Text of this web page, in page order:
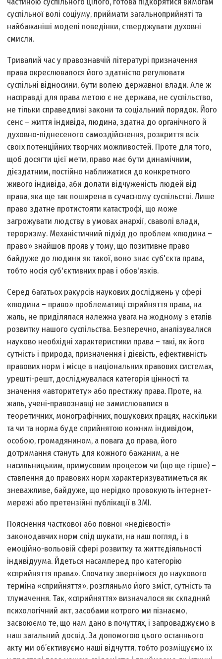
суспільної волі соціуму, приймати загальноприйняті та
найбажаніші моделі поведінки, стверджувати духовні
смисли.
Тривалий час у правознавчій літературі призначення
права окреслювалося його здатністю регулювати
суспільні відносини, бути волею державної влади. Але ж
насправді для права метою є не держава, не суспільство,
не тільки справедливі закони та соціальний порядок. Його
сенс – життя індивіда, людина, здатна до органічного й
духовно-піднесеного самоздійснення, розкриття всіх
своїх потенційних творчих можливостей. Проте для того,
щоб досягти цієї мети, право має бути динамічним,
дієздатним, постійно наближатися до конкретного
живого індивіда, аби долати відчуженість людей від
права, яка ще так поширена в сучасному суспільстві. Лише
право здатне протистояти катастрофі, що може
загрожувати людству в умовах анархії, сваволі влади,
тероризму. Механістичний підхід до проблем «людина –
право» знайшов прояв у тому, що позитивне право
байдуже до людини як такої, воно знає суб'єкта права,
тобто носія суб'єктивних прав і обов'язків.
Серед багатьох ракурсів наукових досліджень у сфері
«людина – право» проблематиці сприйняття права, на
жаль, не приділялася належна увага на жодному з етапів
розвитку нашого суспільства. Безперечно, аналізувалися
науково необхідні характеристики права – такі, як його
сутність і природа, призначення і дієвість, ефективність
правових норм і місце в національних правових системах,
урешті-решт, досліджувалася категорія цінності та
значення «авторитету» або престижу права. Проте, на
жаль, учені-правознавці не замислювалися в
теоретичних, монографічних, пошукових працях, наскільки
та чи та норма буде сприйнятою кожним індивідом,
особою, громадянином, а повага до права, його
дотримання стануть для кожного бажаним, а не
насильницьким, примусовим процесом чи (що ще гірше) –
ставлення до правових норм характеризуватиметься як
зневажливе, байдуже, що нерідко провокують інтернет-
мережі або претензійні публікації в ЗМІ.
Пояснення часткової або повної «недієвості»
законодавчих норм слід шукати, на наш погляд, і в
емоційно-вольовій сфері розвитку та життєдіяльності
індивідуума. Йдеться насамперед про категорію
«сприйняття права». Спочатку звернімося до наукового
терміна «сприйняття», розгляньмо його зміст, сутність та
тлумачення. Так, «сприйняття» визначалося як складний
психологічний акт, засобами котрого ми пізнаємо,
засвоюємо те, що нам дано в почуттях, і запроваджуємо в
наш загальний досвід. За допомогою цього останнього
акту ми об’єктивуємо наші відчуття, тобто розміщуємо їх